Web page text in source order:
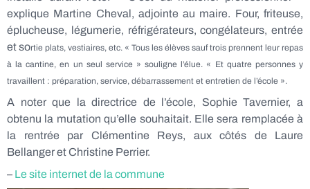
explique Martine Cheval, adjointe au maire. Four, friteuse,
éplucheuse, légumerie, réfrigérateurs, congélateurs, entrée
et sortie plats, vestiaires, etc. « Tous les élèves sauf trois prennent leur repas
à la cantine, en un seul service » souligne l’élue. « Et quatre personnes y
travaillent : préparation, service, débarrassement et entretien de l’école ».
A noter que la directrice de l’école, Sophie Tavernier, a
obtenu la mutation qu’elle souhaitait. Elle sera remplacée à
la rentrée par Clémentine Reys, aux côtés de Laure
Bellanger et Christine Perrier.
– Le site internet de la commune